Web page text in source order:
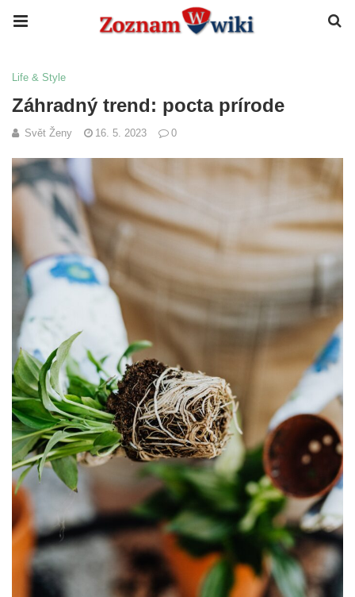
Life & Style
Záhradný trend: pocta prírode
Svět Ženy 16. 5. 2023 0